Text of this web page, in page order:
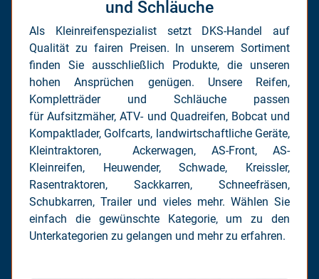
und Schläuche
Als Kleinreifenspezialist setzt DKS-Handel auf
Qualität zu fairen Preisen. In unserem Sortiment
finden Sie ausschließlich Produkte, die unseren
hohen Ansprüchen genügen. Unsere Reifen,
Kompletträder und Schläuche passen
für Aufsitzmäher, ATV- und Quadreifen, Bobcat und
Kompaktlader, Golfcarts, landwirtschaftliche Geräte,
Kleintraktoren, Ackerwagen, AS-Front, AS-
Kleinreifen, Heuwender, Schwade, Kreissler,
Rasentraktoren, Sackkarren, Schneefräsen,
Schubkarren, Trailer und vieles mehr. Wählen Sie
einfach die gewünschte Kategorie, um zu den
Unterkategorien zu gelangen und mehr zu erfahren.